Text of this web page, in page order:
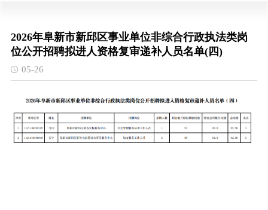
2026年阜新市新邱区事业单位非综合行政执法类岗
位公开招聘拟进人资格复审递补人员名单(四)
05-26